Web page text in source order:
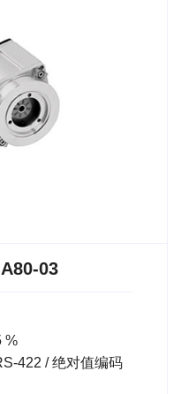
03
%
422 / 绝对值编码